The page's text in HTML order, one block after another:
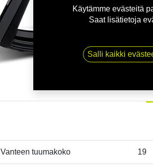
Vanteen tuumakoko 19
Käytämme evästeitä
Saat lisätietoja
Salli kaikki